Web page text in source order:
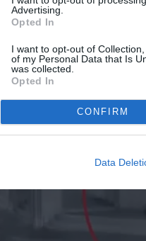
Advertising.
Opted In
I want to opt-out of
of my Personal Data that Is
was collected.
Opted In
CONFIRM
Data
zece români